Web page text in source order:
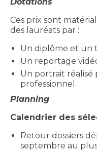
Ces prix sont
des lauréats par :
Un diplôme et un
Un reportage
Un portrait
professionnel.
Planning
Calendrier des
Retour dossiers
septembre au